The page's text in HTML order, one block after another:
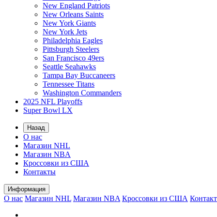
New England Patriots
New Orleans Saints
New York Giants
New York Jets
Philadelphia Eagles
Pittsburgh Steelers
San Francisco 49ers
Seattle Seahawks
Tampa Bay Buccaneers
Tennessee Titans
Washington Commanders
2025 NFL Playoffs
Super Bowl LX
Назад
О нас
Магазин NHL
Магазин NBA
Кроссовки из США
Контакты
Информация
О нас Магазин NHL Магазин NBA Кроссовки из США